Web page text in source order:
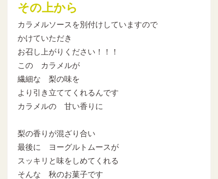
その上から
カラメルソースを別付けしていますので
かけていただき
お召し上がりください！！！
この カラメルが
繊細な 梨の味を
より引き立ててくれるんです
カラメルの 甘い香りに
梨の香りが混ざり合い
最後に ヨーグルトムースが
スッキリと味をしめてくれる
そんな 秋のお菓子です